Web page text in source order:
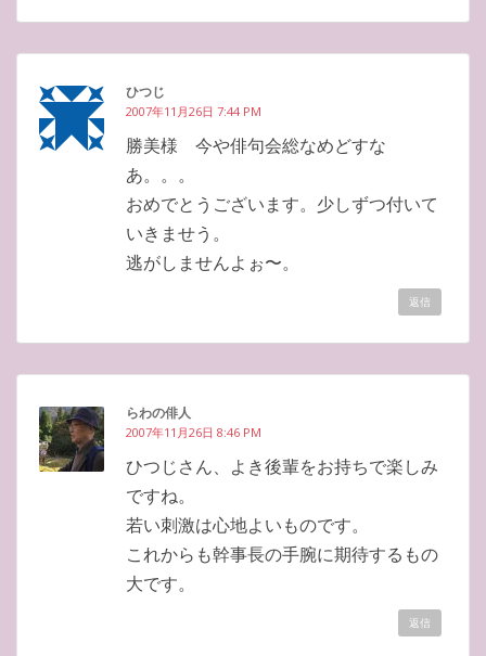
ひつじ
2007年11月26日 7:44 PM
勝美様 今や俳句会総なめどすな
あ。。。
おめでとうございます。少しずつ付いて
いきませう。
逃がしませんよぉ〜。
返信
らわの俳人
2007年11月26日 8:46 PM
ひつじさん、よき後輩をお持ちで楽しみ
ですね。
若い刺激は心地よいものです。
これからも幹事長の手腕に期待するもの
大です。
返信